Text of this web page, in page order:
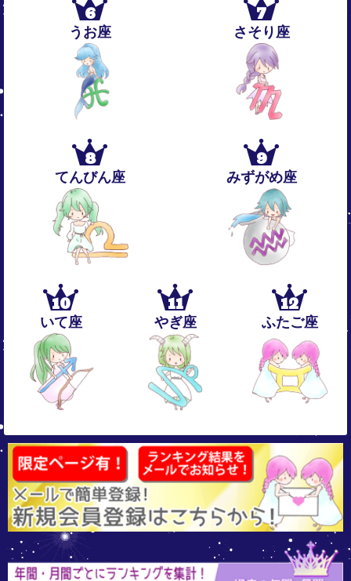
6
うお座
7
さそり座
8
てんびん座
9
みずがめ座
10
いて座
11
やぎ座
12
ふたご座